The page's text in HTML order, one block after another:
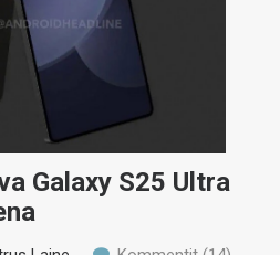
Galaxy S25 Ultra